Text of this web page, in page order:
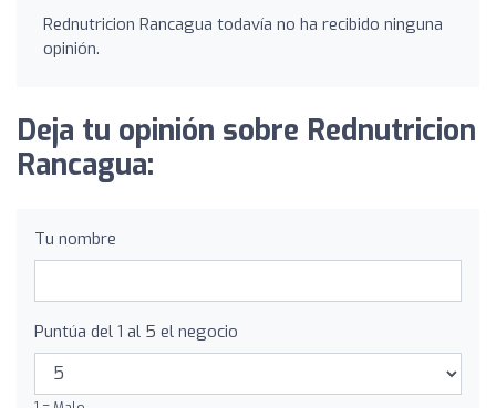
Rednutricion Rancagua todavía no ha recibido ninguna
opinión.
Deja tu opinión sobre Rednutricion
Rancagua:
Tu nombre
Puntúa del 1 al 5 el negocio